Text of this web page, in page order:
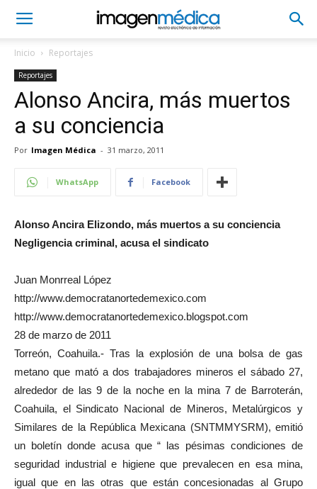
Inicio Reportajes
Reportajes
Alonso Ancira, más muertos
a su conciencia
Por Imagen Médica - 31 marzo, 2011
WhatsApp Facebook
Alonso Ancira Elizondo, más muertos a su conciencia
Negligencia criminal, acusa el sindicato
Juan Monrreal López
http://www.democratanortedemexico.com
http://www.democratanortedemexico.blogspot.com
28 de marzo de 2011
Torreón, Coahuila.- Tras la explosión de una bolsa de gas
metano que mató a dos trabajadores mineros el sábado 27,
alrededor de las 9 de la noche en la mina 7 de Barroterán,
Coahuila, el Sindicato Nacional de Mineros, Metalúrgicos y
Similares de la República Mexicana (SNTMMYSRM), emitió
un boletín donde acusa que “ las pésimas condiciones de
seguridad industrial e higiene que prevalecen en esa mina,
igual que en las otras que están concesionadas al Grupo